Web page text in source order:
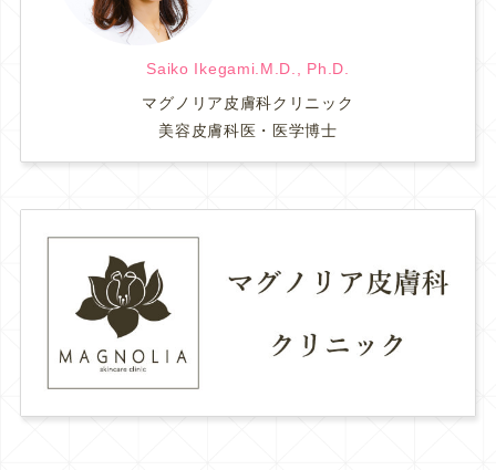
Saiko Ikegami.M.D., Ph.D.
マグノリア皮膚科クリニック
美容皮膚科医・医学博士